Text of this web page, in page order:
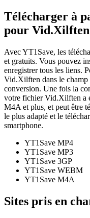
Télécharger à
pour Vid.Xilften
Avec YT1Save, les
et gratuits. Vous pouvez
enregistrer tous les liens.
Vid.Xilften dans le champ
conversion. Une fois la
votre fichier Vid.Xilften a
M4A et plus, et peut être
le plus adapté et le
smartphone.
YT1Save MP4
YT1Save MP3
YT1Save 3GP
YT1Save WEBM
YT1Save M4A
Sites pris en